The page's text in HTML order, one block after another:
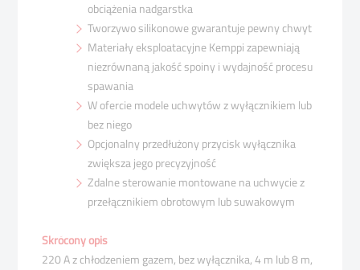
obciążenia nadgarstka
Tworzywo silikonowe gwarantuje pewny chwyt
Materiały eksploatacyjne Kemppi zapewniają
niezrównaną jakość spoiny i wydajność procesu
spawania
W ofercie modele uchwytów z wyłącznikiem lub
bez niego
Opcjonalny przedłużony przycisk wyłącznika
zwiększa jego precyzyjność
Zdalne sterowanie montowane na uchwycie z
przełącznikiem obrotowym lub suwakowym
Skrócony opis
220 A z chłodzeniem gazem, bez wyłącznika, 4 m lub 8 m,